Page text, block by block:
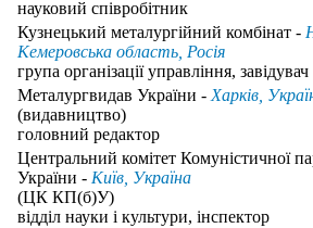
науковий співробітник
Кузнецький металургійний комбінат -
Кемеровська область, Росія
група організації управління, завідувач
Металургвидав України - Харків,
(видавництво)
головний редактор
Центральний комітет Комуністичної
України - Київ, Україна
(ЦК КП(б)У)
відділ науки і культури, інспектор